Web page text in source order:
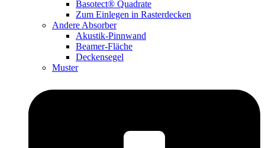
Basotect® Quadrate
Zum Einlegen in Rasterdecken
Andere Absorber
Akustik-Pinnwand
Beamer-Fläche
Deckensegel
Muster